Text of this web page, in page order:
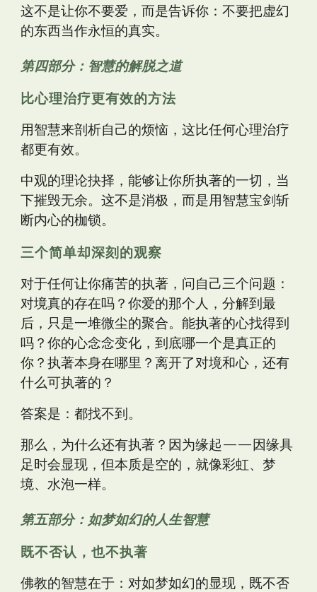
这不是让你不要爱，而是告诉你：不要把虚幻
的东西当作永恒的真实。
第四部分：智慧的解脱之道
比心理治疗更有效的方法
用智慧来剖析自己的烦恼，这比任何心理治疗
都更有效。
中观的理论抉择，能够让你所执著的一切，当
下摧毁无余。这不是消极，而是用智慧宝剑斩
断内心的枷锁。
三个简单却深刻的观察
对于任何让你痛苦的执著，问自己三个问题：
对境真的存在吗？你爱的那个人，分解到最
后，只是一堆微尘的聚合。能执著的心找得到
吗？你的心念念变化，到底哪一个是真正的
你？执著本身在哪里？离开了对境和心，还有
什么可执著的？
答案是：都找不到。
那么，为什么还有执著？因为缘起——因缘具
足时会显现，但本质是空的，就像彩虹、梦
境、水泡一样。
第五部分：如梦如幻的人生智慧
既不否认，也不执著
佛教的智慧在于：对如梦如幻的显现，既不否